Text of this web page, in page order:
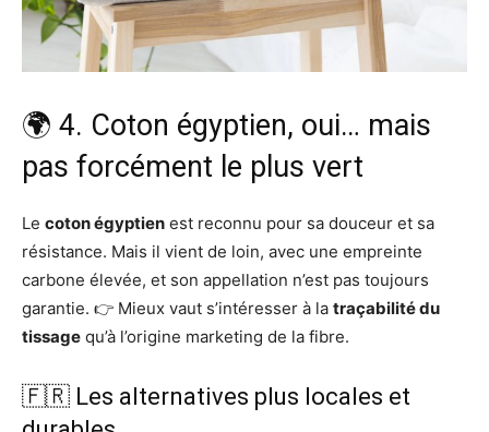
🌍 4. Coton égyptien, oui… mais
pas forcément le plus vert
Le coton égyptien est reconnu pour sa douceur et sa
résistance. Mais il vient de loin, avec une empreinte
carbone élevée, et son appellation n’est pas toujours
garantie. 👉 Mieux vaut s’intéresser à la traçabilité du
tissage qu’à l’origine marketing de la fibre.
🇫🇷 Les alternatives plus locales et